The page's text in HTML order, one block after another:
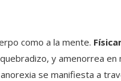
como a la mente.
y amenorrea en
anorexia se manifiesta a